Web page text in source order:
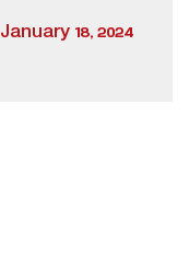
January 18, 2024